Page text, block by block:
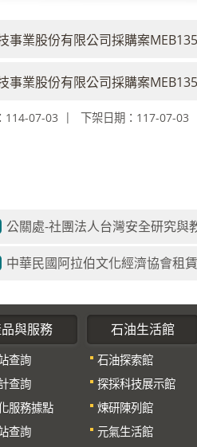
事業股份有限公司採購案
事業股份有限公司採購案
114-07-03 下架日期：117-07-03
公關處-社團法人台灣安全研究與
中華民國阿拉伯文化經濟協會租
與服務
查詢
查詢
服務據點
查詢
石油生活館
石油探索館
探採科技展示館
煉研陳列館
元氣生活館